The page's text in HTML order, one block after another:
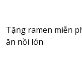
Tặng ramen miễn
ăn nồi lớn